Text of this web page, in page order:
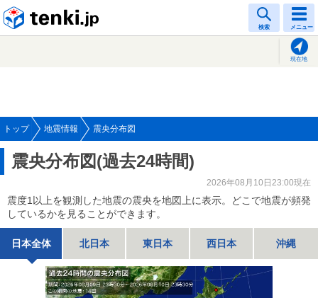
検索 メニュー
現在地
トップ 地震情報 震央分布図
震央分布図(過去24時間)
2026年08月10日23:00現在
震度1以上を観測した地震の震央を地図上に表示。どこで地震が頻発
しているかを見ることができます。
日本全体 北日本 東日本 西日本 沖縄